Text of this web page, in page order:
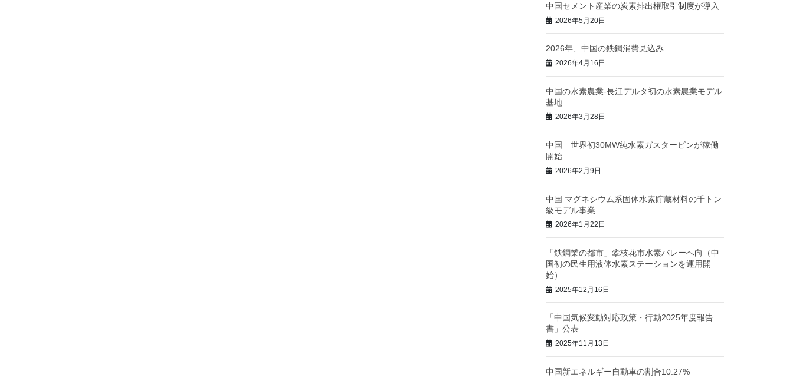
中国セメント産業の炭素排出権取引制度が導入
2026年5月20日
2026年、中国の鉄鋼消費見込み
2026年4月16日
中国の水素農業‐長江デルタ初の水素農業モデル
基地
2026年3月28日
中国 世界初30MW純水素ガスタービンが稼働
開始
2026年2月9日
中国 マグネシウム系固体水素貯蔵材料の千トン
級モデル事業
2026年1月22日
「鉄鋼業の都市」攀枝花市水素バレーへ向（中
国初の民生用液体水素ステーションを運用開
始）
2025年12月16日
「中国気候変動対応政策・行動2025年度報告
書」公表
2025年11月13日
中国新エネルギー自動車の割合10.27%